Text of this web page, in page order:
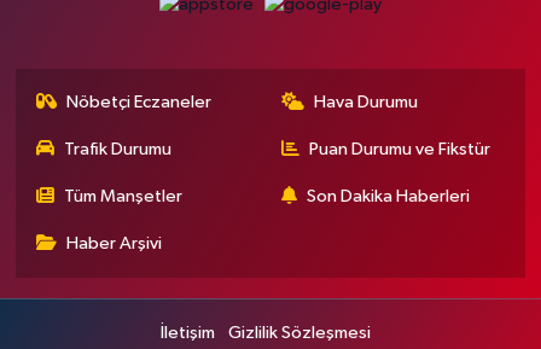
Nöbetçi Eczaneler Hava Durumu
Trafik Durumu Puan Durumu ve Fikstür
Tüm Manşetler Son Dakika Haberleri
Haber Arşivi
İletişim Gizlilik Sözleşmesi